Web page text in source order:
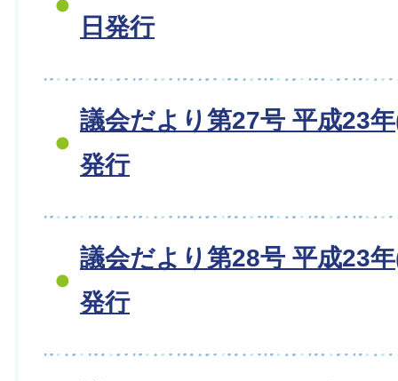
日発行
議会だより第27号 平成23
発行
議会だより第28号 平成23
発行